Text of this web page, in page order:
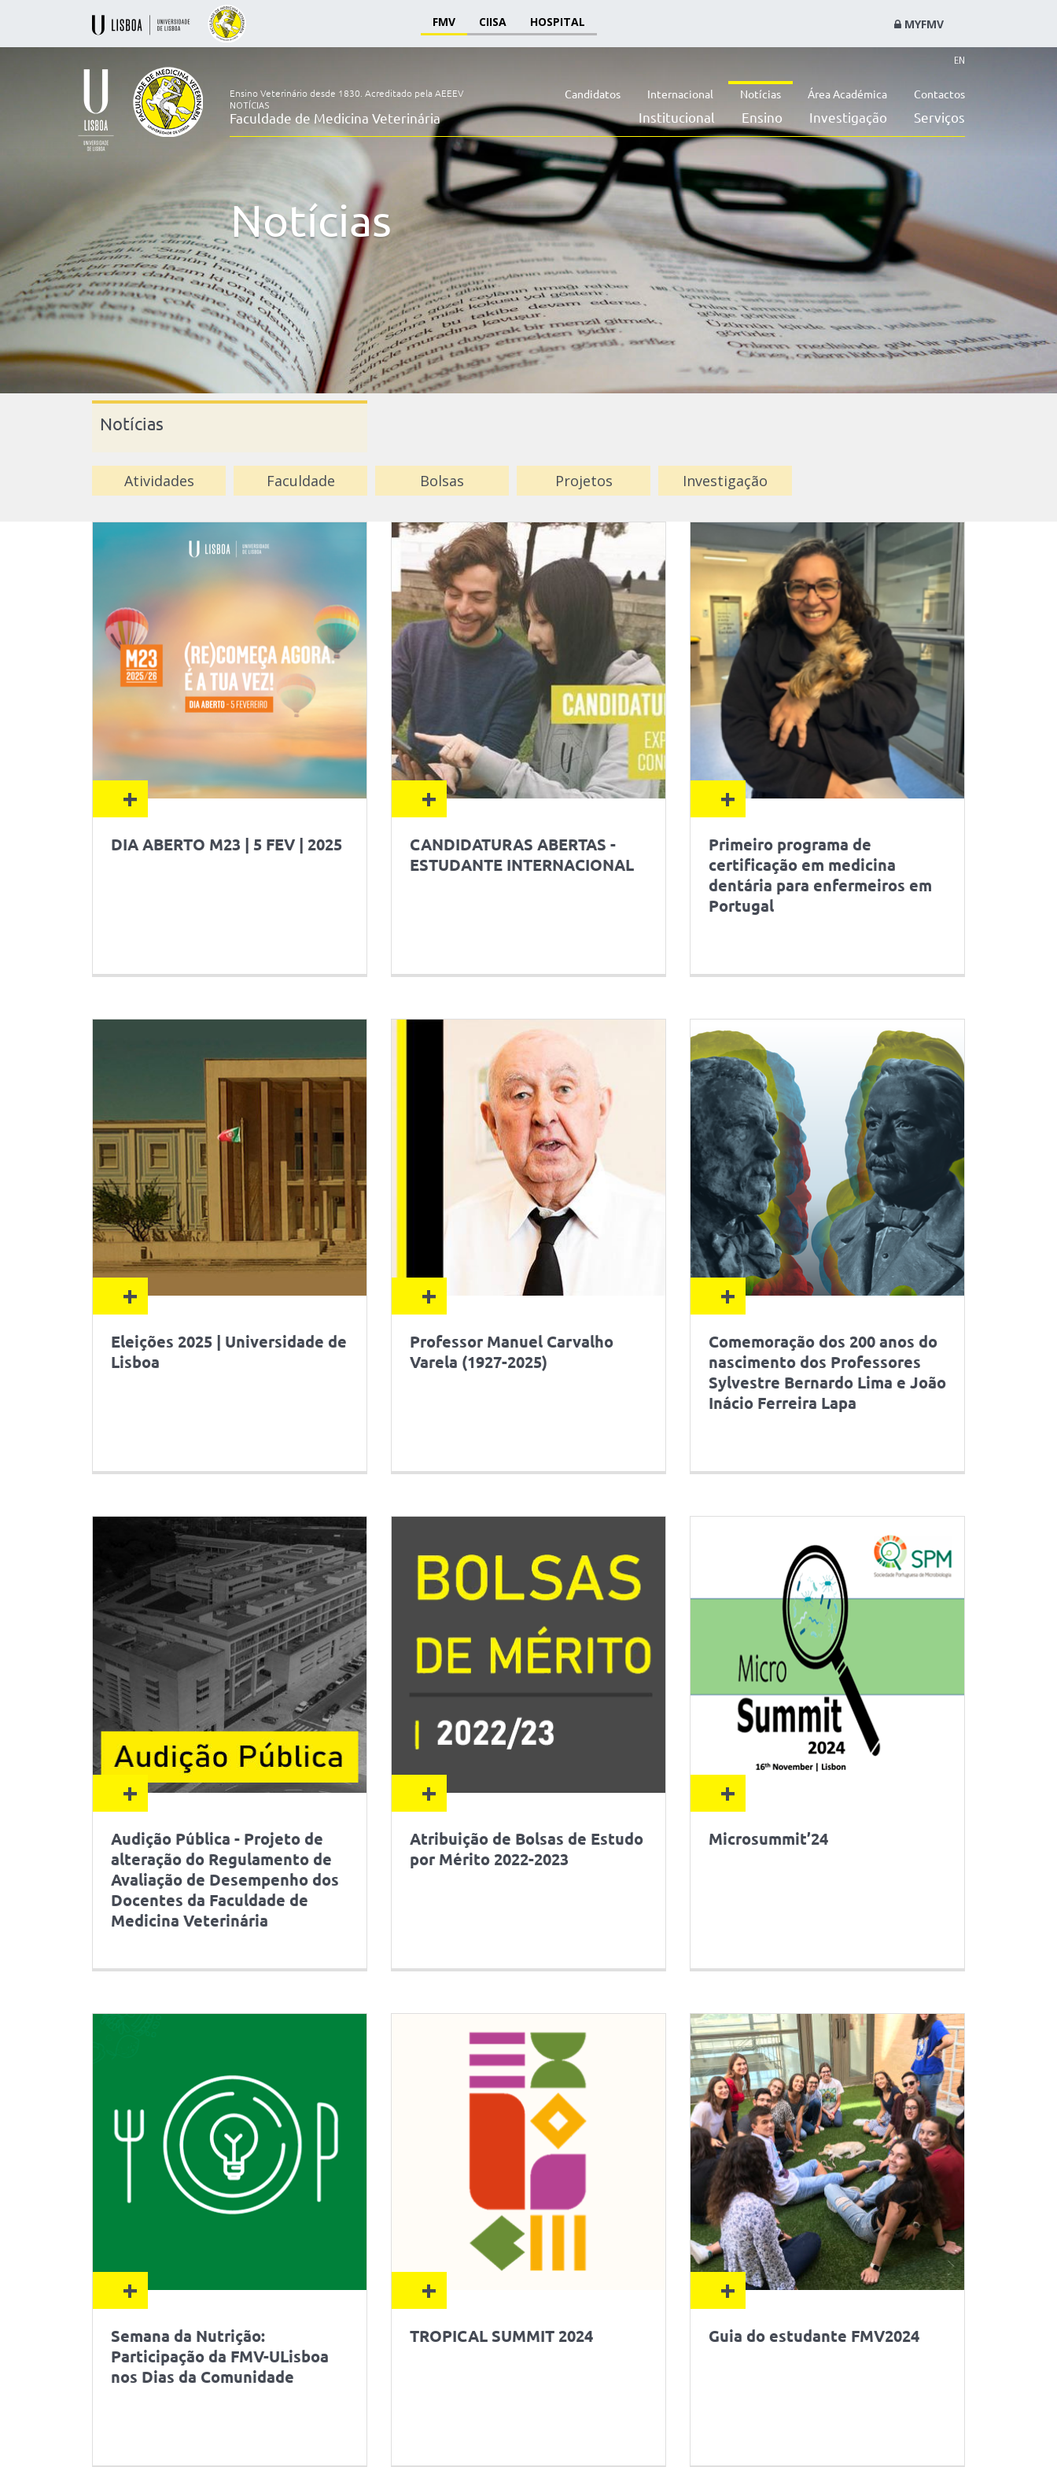
FMV CIISA HOSPITAL MYFMV
Faculdade
de
Medicina
Veterinária
EN
Ensino Veterinário desde 1830. Acreditado pela AEEEV
Faculdade de Medicina Veterinária
Candidatos Internacional Notícias Área Académica Contactos
Institucional Ensino Investigação Serviços
NOTÍCIAS
Notícias
Notícias
Atividades Faculdade Bolsas Projetos Investigação
+
DIA ABERTO M23 | 5 FEV | 2025
+
CANDIDATURAS ABERTAS -
ESTUDANTE INTERNACIONAL
+
Primeiro programa de
certificação em medicina
dentária para enfermeiros em
Portugal
+
Eleições 2025 | Universidade de
Lisboa
+
Professor Manuel Carvalho
Varela (1927-2025)
+
Comemoração dos 200 anos do
nascimento dos Professores
Sylvestre Bernardo Lima e João
Inácio Ferreira Lapa
+
Audição Pública - Projeto de
alteração do Regulamento de
Avaliação de Desempenho dos
Docentes da Faculdade de
Medicina Veterinária
+
Atribuição de Bolsas de Estudo
por Mérito 2022-2023
+
Microsummit’24
+
Semana da Nutrição:
Participação da FMV-ULisboa
nos Dias da Comunidade
+
TROPICAL SUMMIT 2024
+
Guia do estudante FMV2024